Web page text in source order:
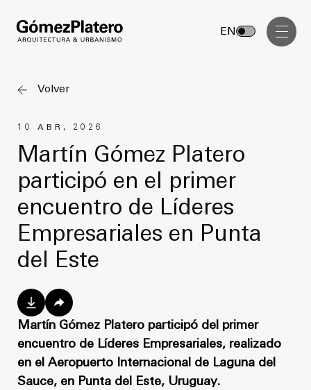
Gerenciamiento de Obra
Masterplan
Anteproyecto
Proyecto Ejecutivo
Dirección de Obra
Proyectos
Noticias
Quiénes somos
Trabaja con nosotros
EN
Servicios
Arquitectura
Urbanismo
Gerenciamiento de Obra
Diseño Interior
Masterplan
Anteproyecto
Proyecto Ejecutivo
Volver
10 ABR, 2026
Martín Gómez Platero
participó en el primer
encuentro de Líderes
Empresariales en Punta
del Este
Martín Gómez Platero participó del primer
encuentro de Líderes Empresariales, realizado
en el Aeropuerto Internacional de Laguna del
Sauce, en Punta del Este, Uruguay.